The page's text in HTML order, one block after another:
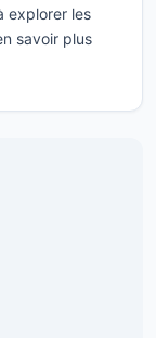
explorer les
savoir plus